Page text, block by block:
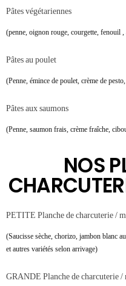
Pâtes végétariennes
(penne, oignon rouge, courgette, fenouil ,
Pâtes au poulet
(Penne, émince de poulet, crème de
Pâtes aux saumons
(Penne, saumon frais, crème fraîche,
NOS
PETITE Planche de charcuterie /
(Saucisse sèche, chorizo, jambon blanc
et autres variétés selon arrivage)
GRANDE Planche de charcuterie /